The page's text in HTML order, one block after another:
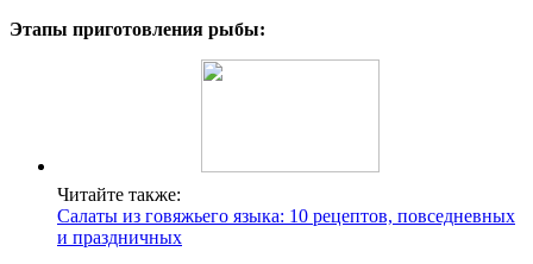
Этапы приготовления рыбы:
Читайте также:
Салаты из говяжьего языка: 10 рецептов, повседневных
и праздничных